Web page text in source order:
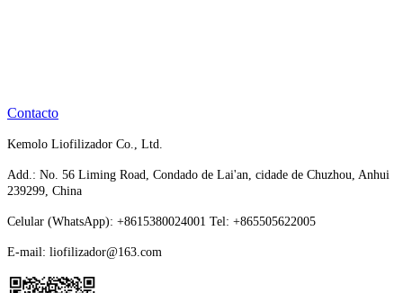
Contacto
Kemolo Liofilizador Co., Ltd.
Add.: No. 56 Liming Road, Condado de Lai'an, cidade de Chuzhou, Anhui
239299, China
Celular (WhatsApp): +8615380024001 Tel: +865505622005
E-mail: liofilizador@163.com